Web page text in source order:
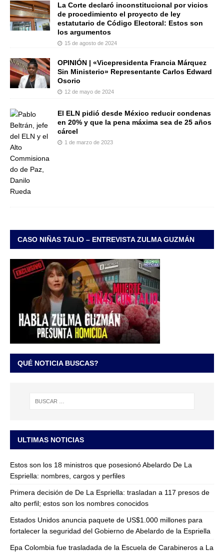
La Corte declaró inconstitucional por vicios
de procedimiento el proyecto de ley
estatutario de Código Electoral: Estos son
los argumentos
15 de agosto de 2024
OPINIÓN | «Vicepresidenta Francia Márquez
Sin Ministerio» Representante Carlos Edward
Osorio
12 de mayo de 2024
El ELN pidió desde México reducir condenas
en 20% y que la pena máxima sea de 25 años
cárcel
1 de marzo de 2023
CASO NIÑAS TALIO – ENTREVISTA ZULMA GUZMÁN
QUÉ NOTICIA BUSCAS?
ULTIMAS NOTICIAS
Estos son los 18 ministros que posesionó Abelardo De La
Espriella: nombres, cargos y perfiles
Primera decisión de De La Espriella: trasladan a 117 presos de
alto perfil; estos son los nombres conocidos
Estados Unidos anuncia paquete de US$1.000 millones para
fortalecer la seguridad del Gobierno de Abelardo de la Espriella
Epa Colombia fue trasladada de la Escuela de Carabineros a La